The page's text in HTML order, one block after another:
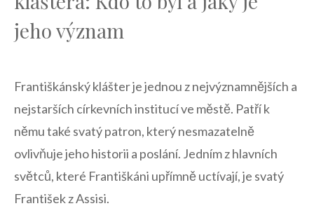
jeho význam
Františkánský klášter je jednou z⁣ nejvýznamnějších a
nejstarších církevních institucí ve​ městě. Patří k
němu také svatý patron, který nesmazatelně
ovlivňuje jeho historii a poslání.⁢ Jedním z hlavních
světců, které Františkáni upřímně ‌uctívají, je svatý
František z Assisi.